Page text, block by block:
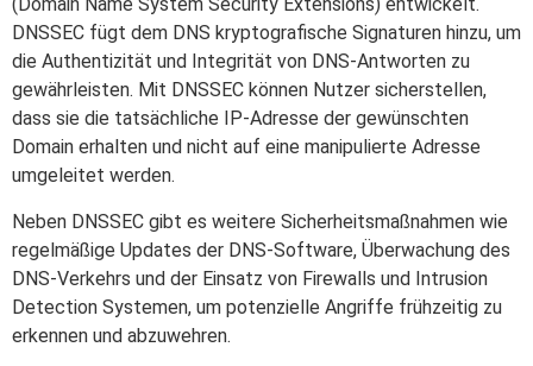
(Domain Name System Security Extensions) entwickelt.
DNSSEC fügt dem DNS kryptografische Signaturen hinzu, um
die Authentizität und Integrität von DNS-Antworten zu
gewährleisten. Mit DNSSEC können Nutzer sicherstellen,
dass sie die tatsächliche IP-Adresse der gewünschten
Domain erhalten und nicht auf eine manipulierte Adresse
umgeleitet werden.
Neben DNSSEC gibt es weitere Sicherheitsmaßnahmen wie
regelmäßige Updates der DNS-Software, Überwachung des
DNS-Verkehrs und der Einsatz von Firewalls und Intrusion
Detection Systemen, um potenzielle Angriffe frühzeitig zu
erkennen und abzuwehren.